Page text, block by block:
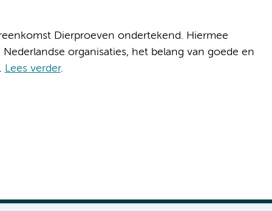
Dierproeven ondertekend. Hiermee
organisaties, het belang van goede en
Lees verder.